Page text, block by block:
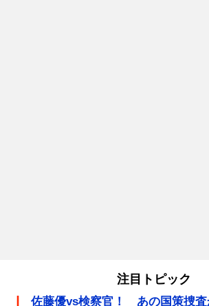
注目トピック
佐藤優vs検察官！ あの国策捜査